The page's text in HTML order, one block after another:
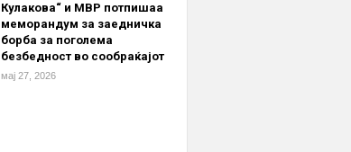
Кулакова“ и МВР потпишаа
меморандум за заедничка
борба за поголема
безбедност во сообраќајот
мај 27, 2026